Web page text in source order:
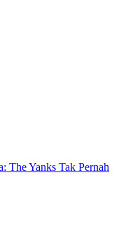
The Yanks Tak Pernah